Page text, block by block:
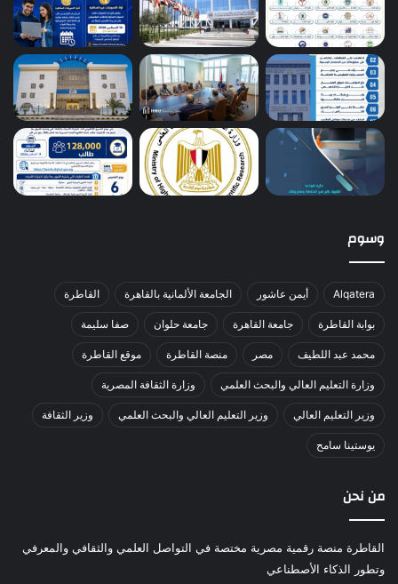
وسوم
Alqatera أيمن عاشور الجامعة الألمانية بالقاهرة القاطرة
بوابة القاطرة جامعة القاهرة جامعة حلوان صفا سليمة
محمد عبد اللطيف مصر منصة القاطرة موقع القاطرة
وزارة التعليم العالي والبحث العلمي وزارة الثقافة المصرية
وزير التعليم العالي وزير التعليم العالي والبحث العلمي وزير الثقافة
يوستينا سامح
من نحن
القاطرة منصة رقمية مصرية مختصة في التواصل العلمي والثقافي والمعرفي
وتطور الذكاء الأصطناعي